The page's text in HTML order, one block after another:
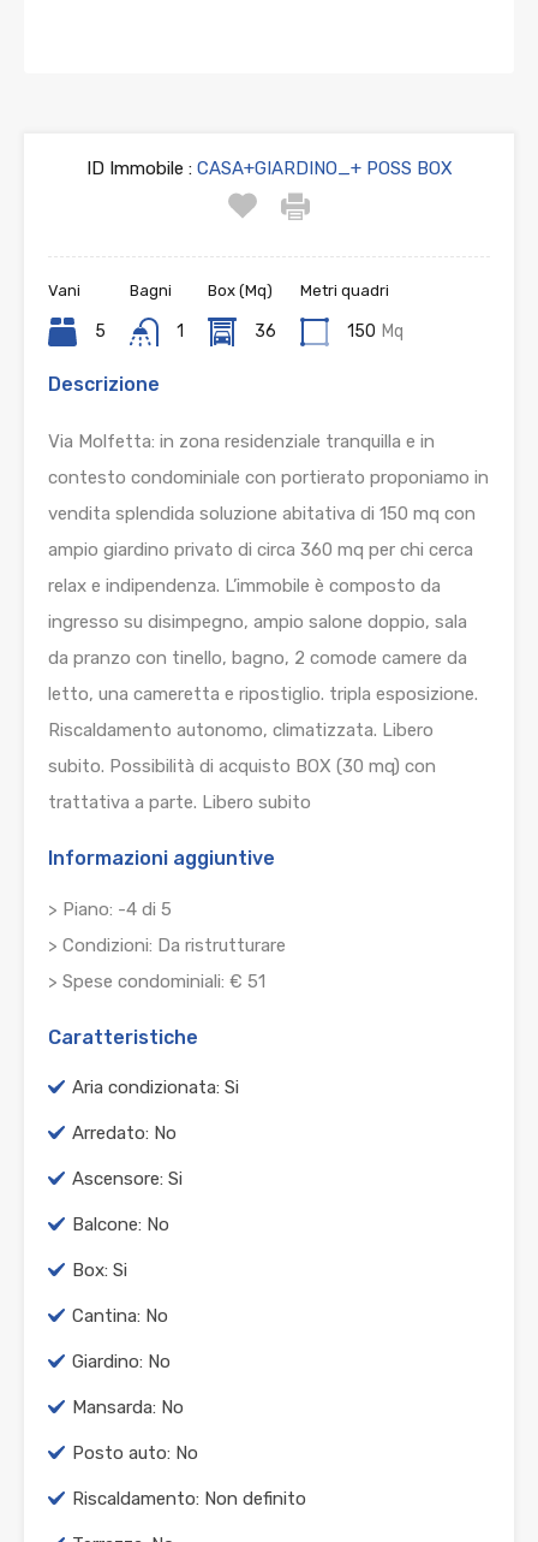
ID Immobile :CASA+GIARDINO_+ POSS BOX
Vani
5
Bagni
1
Box (Mq)
36
Metri quadri
150 Mq
Descrizione
Via Molfetta: in zona residenziale tranquilla e in
contesto condominiale con portierato proponiamo in
vendita splendida soluzione abitativa di 150 mq con
ampio giardino privato di circa 360 mq per chi cerca
relax e indipendenza. L’immobile è composto da
ingresso su disimpegno, ampio salone doppio, sala
da pranzo con tinello, bagno, 2 comode camere da
letto, una cameretta e ripostiglio. tripla esposizione.
Riscaldamento autonomo, climatizzata. Libero
subito. Possibilità di acquisto BOX (30 mq) con
trattativa a parte. Libero subito
Informazioni aggiuntive
> Piano: -4 di 5
> Condizioni: Da ristrutturare
> Spese condominiali: € 51
Caratteristiche
Aria condizionata: Si
Arredato: No
Ascensore: Si
Balcone: No
Box: Si
Cantina: No
Giardino: No
Mansarda: No
Posto auto: No
Riscaldamento: Non definito